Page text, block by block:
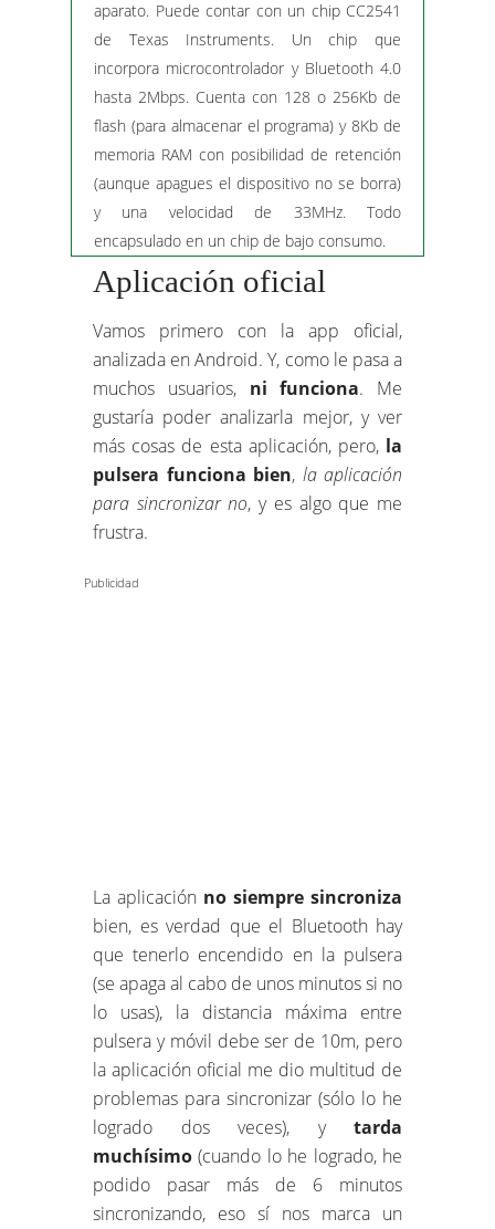
aparato. Puede contar con un chip CC2541
de Texas Instruments. Un chip que
incorpora microcontrolador y Bluetooth 4.0
hasta 2Mbps. Cuenta con 128 o 256Kb de
flash (para almacenar el programa) y 8Kb de
memoria RAM con posibilidad de retención
(aunque apagues el dispositivo no se borra)
y una velocidad de 33MHz. Todo
encapsulado en un chip de bajo consumo.
Aplicación oficial
Vamos primero con la app oficial,
analizada en Android. Y, como le pasa a
muchos usuarios, ni funciona. Me
gustaría poder analizarla mejor, y ver
más cosas de esta aplicación, pero, la
pulsera funciona bien, la aplicación
para sincronizar no, y es algo que me
frustra.
Publicidad
La aplicación no siempre sincroniza
bien, es verdad que el Bluetooth hay
que tenerlo encendido en la pulsera
(se apaga al cabo de unos minutos si no
lo usas), la distancia máxima entre
pulsera y móvil debe ser de 10m, pero
la aplicación oficial me dio multitud de
problemas para sincronizar (sólo lo he
logrado dos veces), y tarda
muchísimo (cuando lo he logrado, he
podido pasar más de 6 minutos
sincronizando, eso sí nos marca un